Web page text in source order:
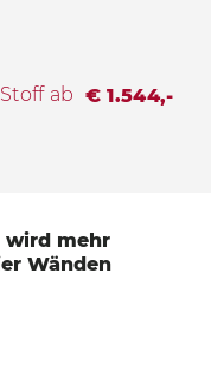
ab € 1.544,-
wird mehr
Wänden